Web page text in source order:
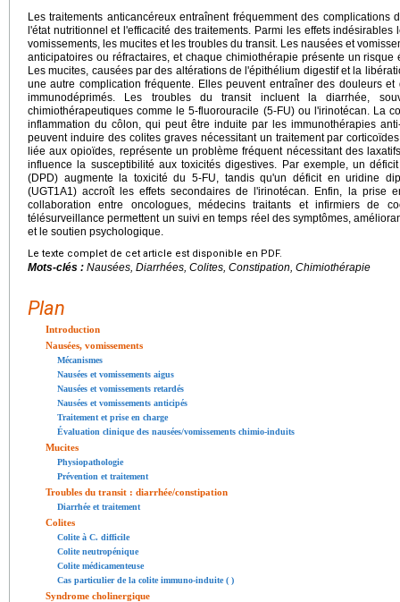
Les traitements anticancéreux entraînent fréquemment des complications
l'état nutritionnel et l'efficacité des traitements. Parmi les effets
vomissements, les mucites et les troubles du transit. Les nausées et
anticipatoires ou réfractaires, et chaque chimiothérapie présente un
Les mucites, causées par des altérations de l'épithélium digestif et la
une autre complication fréquente. Elles peuvent entraîner des douleurs
immunodéprimés. Les troubles du transit incluent la diarrhée,
chimiothérapeutiques comme le 5-fluorouracile (5-FU) ou l'irinotécan. La
inflammation du côlon, qui peut être induite par les immunothérapies
peuvent induire des colites graves nécessitant un traitement par
liée aux opioïdes, représente un problème fréquent nécessitant des
influence la susceptibilité aux toxicités digestives. Par exemple, un
(DPD) augmente la toxicité du 5-FU, tandis qu'un déficit en uridine
(UGT1A1) accroît les effets secondaires de l'irinotécan. Enfin, la prise
collaboration entre oncologues, médecins traitants et infirmiers de
télésurveillance permettent un suivi en temps réel des symptômes,
et le soutien psychologique.
Le texte complet de cet article est disponible en PDF.
Mots-clés : Nausées, Diarrhées, Colites, Constipation, Chimiothérapie
Plan
Introduction
Nausées, vomissements
Mécanismes
Nausées et vomissements aigus
Nausées et vomissements retardés
Nausées et vomissements anticipés
Traitement et prise en charge
Évaluation clinique des nausées/vomissements chimio-induits
Mucites
Physiopathologie
Prévention et traitement
Troubles du transit : diarrhée/constipation
Diarrhée et traitement
Colites
Colite à C. difficile
Colite neutropénique
Colite médicamenteuse
Cas particulier de la colite immuno-induite ( )
Syndrome cholinergique